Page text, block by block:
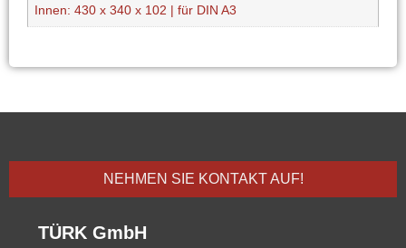
Innen: 430 x 340 x 102 | für DIN A3
NEHMEN SIE KONTAKT AUF!
TÜRK GmbH